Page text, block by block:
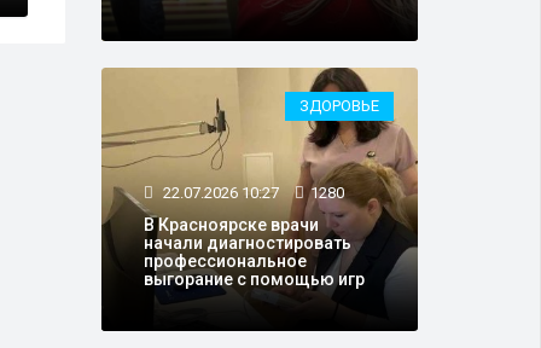
ЗДОРОВЬЕ
22.07.2026 10:27 1280
В Красноярске врачи
начали диагностировать
профессиональное
выгорание с помощью игр